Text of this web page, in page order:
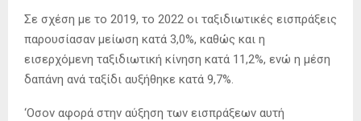
Σε σχέση με το 2019, το 2022 οι ταξιδιωτικές εισπράξεις
παρουσίασαν μείωση κατά 3,0%, καθώς και η
εισερχόμενη ταξιδιωτική κίνηση κατά 11,2%, ενώ η μέση
δαπάνη ανά ταξίδι αυξήθηκε κατά 9,7%.
‘Οσον αφορά στην αύξηση των εισπράξεων αυτή